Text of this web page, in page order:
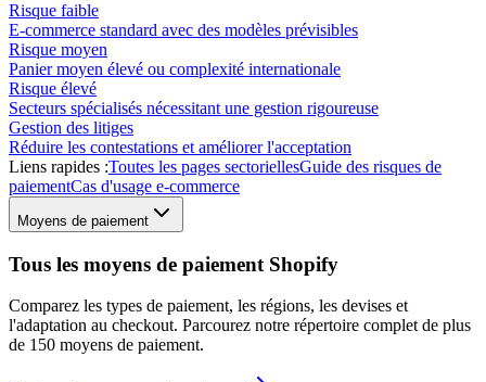
Risque faible
E-commerce standard avec des modèles prévisibles
Risque moyen
Panier moyen élevé ou complexité internationale
Risque élevé
Secteurs spécialisés nécessitant une gestion rigoureuse
Gestion des litiges
Réduire les contestations et améliorer l'acceptation
Liens rapides :Toutes les pages sectoriellesGuide des risques de
paiementCas d'usage e-commerce
Moyens de paiement
Tous les moyens de paiement Shopify
Comparez les types de paiement, les régions, les devises et
l'adaptation au checkout. Parcourez notre répertoire complet de plus
de 150 moyens de paiement.